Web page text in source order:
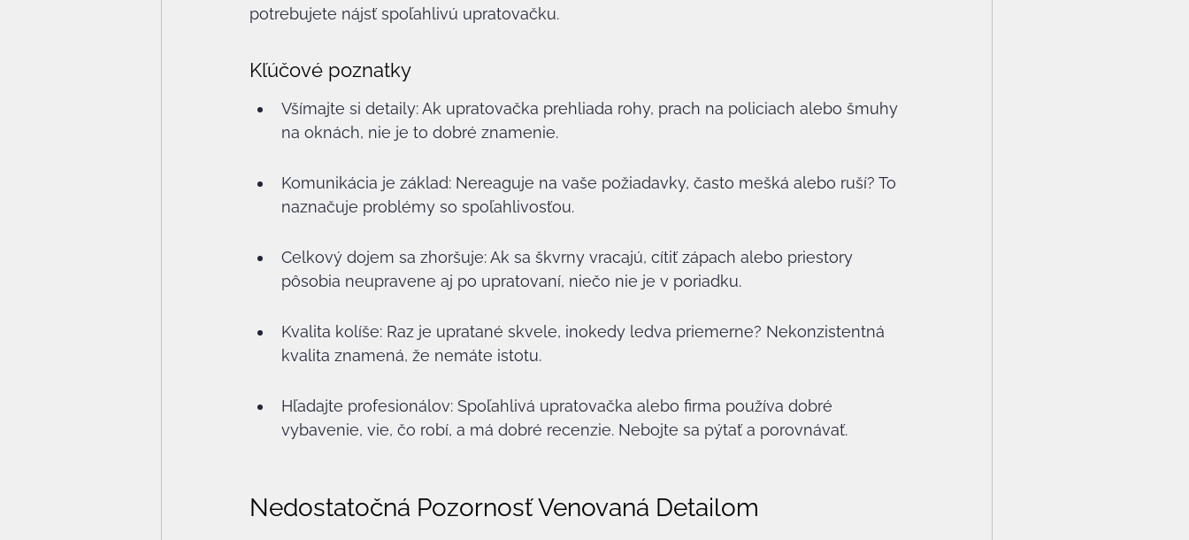
potrebujete nájsť spoľahlivú upratovačku.
Kľúčové poznatky
Všímajte si detaily: Ak upratovačka prehliada rohy, prach na policiach alebo šmuhy
na oknách, nie je to dobré znamenie.
Komunikácia je základ: Nereaguje na vaše požiadavky, často mešká alebo ruší? To
naznačuje problémy so spoľahlivosťou.
Celkový dojem sa zhoršuje: Ak sa škvrny vracajú, cítiť zápach alebo priestory
pôsobia neupravene aj po upratovaní, niečo nie je v poriadku.
Kvalita kolíše: Raz je upratané skvele, inokedy ledva priemerne? Nekonzistentná
kvalita znamená, že nemáte istotu.
Hľadajte profesionálov: Spoľahlivá upratovačka alebo firma používa dobré
vybavenie, vie, čo robí, a má dobré recenzie. Nebojte sa pýtať a porovnávať.
Nedostatočná Pozornosť Venovaná Detailom